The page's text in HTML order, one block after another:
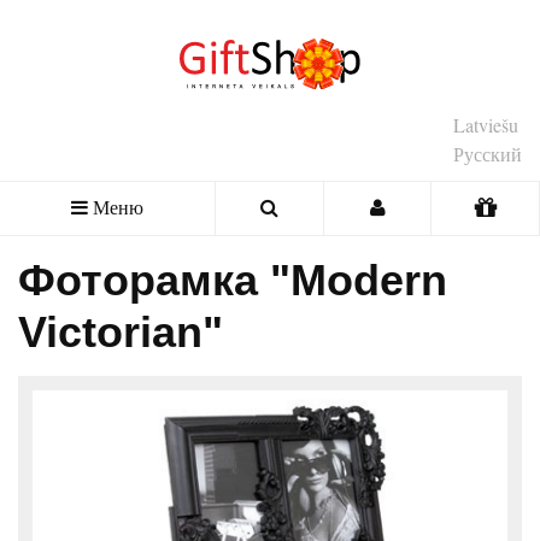
Latviešu
Русский
Меню
Фоторамка "Modern
Victorian"